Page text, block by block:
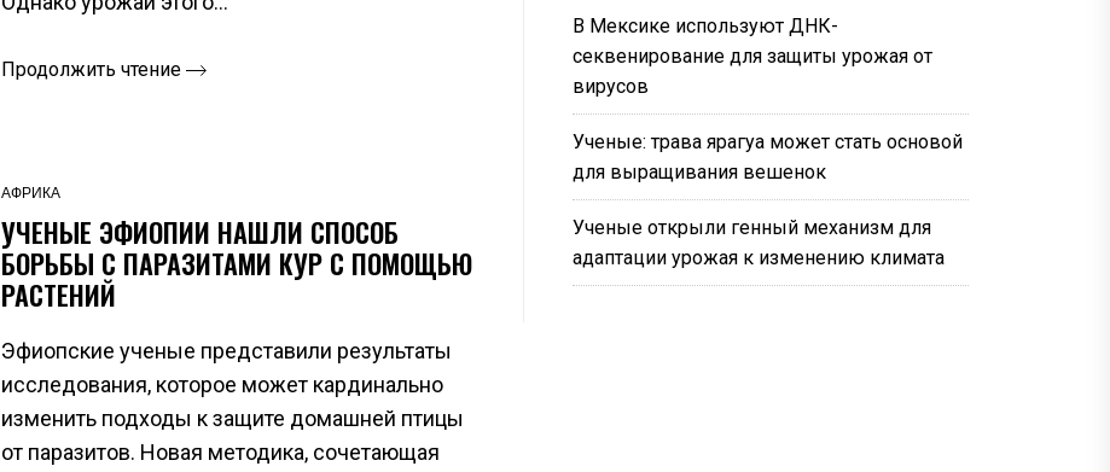
Продолжить чтение
АФРИКА
УЧЕНЫЕ ЭФИОПИИ НАШЛИ СПОСОБ
БОРЬБЫ С ПАРАЗИТАМИ КУР С ПОМОЩЬЮ
РАСТЕНИЙ
Эфиопские ученые представили результаты
исследования, которое может кардинально
изменить подходы к защите домашней птицы
от паразитов. Новая методика, сочетающая
В Мексике используют ДНК-
секвенирование для защиты урожая от
вирусов
Ученые: трава ярагуа может стать основой
для выращивания вешенок
Ученые открыли генный механизм для
адаптации урожая к изменению климата